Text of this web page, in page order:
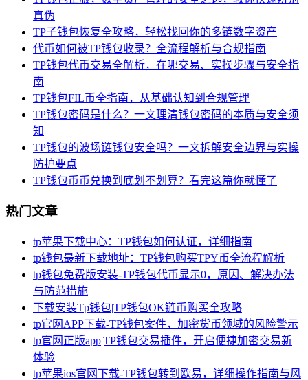
真伪
TP子钱包恢复全攻略，轻松找回你的多链数字资产
代币如何被TP钱包收录？全流程解析与合规指南
TP钱包代币交易全解析，在哪交易、实操步骤与安全指
南
TP钱包FIL币全指南，从基础认知到合规管理
TP钱包密码是什么？一文理清钱包密码的本质与安全须
知
TP钱包的波场链钱包安全吗？一文拆解安全边界与实操
防护要点
TP钱包币币兑换到底划不划算？看完这篇你就懂了
热门文章
tp苹果下载中心：TP钱包如何认证，详细指南
tp钱包最新下载地址：TP钱包购买TPY币全流程解析
tp钱包免费版安装-TP钱包代币显示0，原因、解决办法
与防范措施
下载安装Tp钱包|TP钱包OK链币购买全攻略
tp官网APP下载-TP钱包案件，加密货币领域的风险警示
tp官网正版app|TP钱包交易插件，开启便捷加密交易新
体验
tp苹果ios官网下载-TP钱包转到欧易，详细操作指南与风